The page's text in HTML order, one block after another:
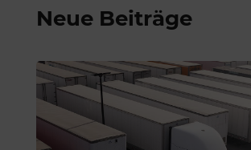
Neue Beiträge